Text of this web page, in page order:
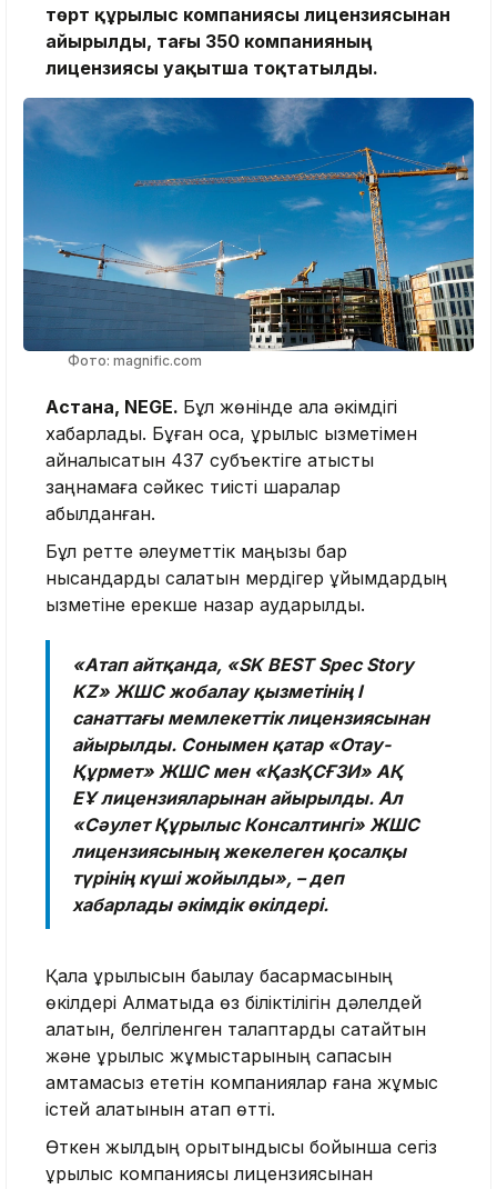
төрт құрылыс компаниясы лицензиясынан
айырылды, тағы 350 компанияның
лицензиясы уақытша тоқтатылды.
Фото: magnific.com
Астана, NEGE. Бұл жөнінде қала әкімдігі
хабарлады. Бұған қоса, құрылыс қызметімен
айналысатын 437 субъектіге қатысты
заңнамаға сәйкес тиісті шаралар
қабылданған.
Бұл ретте әлеуметтік маңызы бар
нысандарды салатын мердігер ұйымдардың
қызметіне ерекше назар аударылды.
«Атап айтқанда, «SK BEST Spec Story
KZ» ЖШС жобалау қызметінің І
санаттағы мемлекеттік лицензиясынан
айырылды. Сонымен қатар «Отау-
Құрмет» ЖШС мен «ҚазҚСҒЗИ» АҚ
ЕҰ лицензияларынан айырылды. Ал
«Сәулет Құрылыс Консалтингі» ЖШС
лицензиясының жекелеген қосалқы
түрінің күші жойылды», – деп
хабарлады әкімдік өкілдері.
Қала құрылысын бақылау басқармасының
өкілдері Алматыда өз біліктілігін дәлелдей
алатын, белгіленген талаптарды сақтайтын
және құрылыс жұмыстарының сапасын
қамтамасыз ететін компаниялар ғана жұмыс
істей алатынын атап өтті.
Өткен жылдың қорытындысы бойынша сегіз
құрылыс компаниясы лицензиясынан